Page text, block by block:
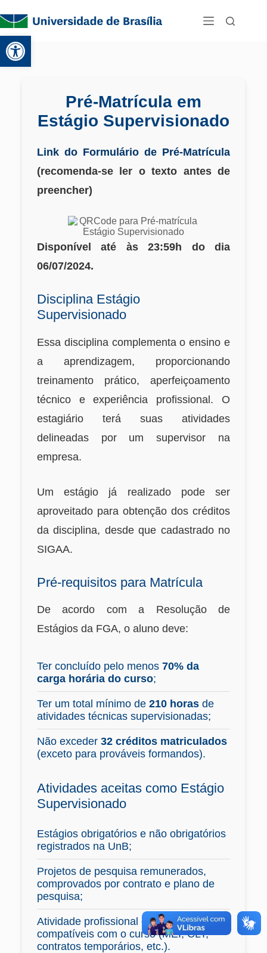
Abrir a barra de ferramentas
Pré-Matrícula em
Estágio Supervisionado
Link do Formulário de Pré-Matrícula
(recomenda-se ler o texto antes de
preencher)
Disponível até às 23:59h do dia
06/07/2024.
Disciplina Estágio
Supervisionado
Essa disciplina complementa o ensino e
a aprendizagem, proporcionando
treinamento prático, aperfeiçoamento
técnico e experiência profissional. O
estagiário terá suas atividades
delineadas por um supervisor na
empresa.
Um estágio já realizado pode ser
aproveitado para obtenção dos créditos
da disciplina, desde que cadastrado no
SIGAA.
Pré-requisitos para Matrícula
De acordo com a Resolução de
Estágios da FGA, o aluno deve:
Ter concluído pelo menos 70% da
carga horária do curso;
Ter um total mínimo de 210 horasde
atividades técnicas supervisionadas;
Não exceder 32 créditos matriculados
(exceto para prováveis formandos).
Atividades aceitas como Estágio
Supervisionado
Estágios obrigatórios e não obrigatórios
registrados na UnB;
Projetos de pesquisa remunerados,
comprovados por contrato e plano de
pesquisa;
Atividade profissional em áreas
compatíveis com o curso (MEI, CLT,
contratos temporários, etc.).